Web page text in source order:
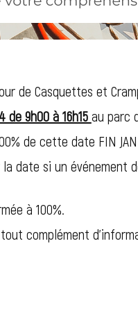
de Casquettes et
de 9h00 à 16h15 au parc
de cette date FIN
date si un événement
à 100%.
complément